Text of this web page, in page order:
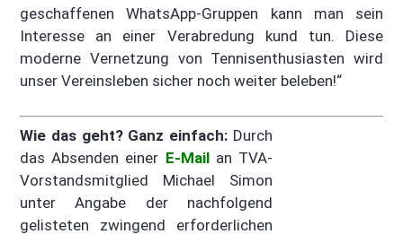
geschaffenen WhatsApp-Gruppen kann man sein
Interesse an einer Verabredung kund tun. Diese
moderne Vernetzung von Tennisenthusiasten wird
unser Vereinsleben sicher noch weiter beleben!“
Wie das geht? Ganz einfach:Durch
das Absenden einer E-Mailan TVA-
Vorstandsmitglied Michael Simon
unter Angabe der nachfolgend
gelisteten zwingend erforderlichen